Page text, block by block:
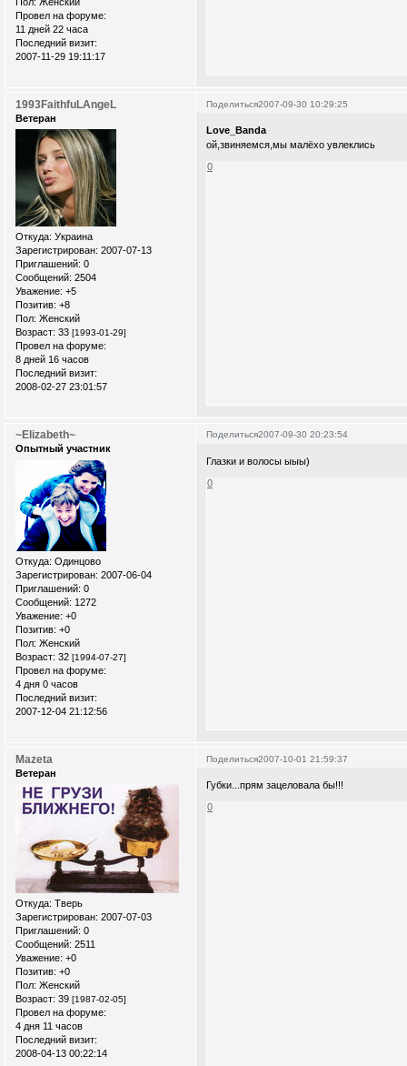
Провел на форуме:
11 дней 22 часа
Последний визит:
2007-11-29 19:11:17
Поделиться2007-09-30 10:29:25
1993FaithfuLAngeL
Ветеран
Откуда: Украина
Зарегистрирован: 2007-07-13
Приглашений: 0
Сообщений: 2504
Уважение: +5
Позитив: +8
Пол: Женский
Возраст: 33 [1993-01-29]
Провел на форуме:
8 дней 16 часов
Последний визит:
2008-02-27 23:01:57
Love_Banda
ой,звиняемся,мы малёхо увлеклись
0
Поделиться2007-09-30 20:23:54
~Elizabeth~
Опытный участник
Откуда: Одинцово
Зарегистрирован: 2007-06-04
Приглашений: 0
Сообщений: 1272
Уважение: +0
Позитив: +0
Пол: Женский
Возраст: 32 [1994-07-27]
Провел на форуме:
4 дня 0 часов
Последний визит:
2007-12-04 21:12:56
Глазки и волосы ыыы)
0
Поделиться2007-10-01 21:59:37
Mazeta
Ветеран
Откуда: Тверь
Зарегистрирован: 2007-07-03
Приглашений: 0
Сообщений: 2511
Уважение: +0
Позитив: +0
Пол: Женский
Возраст: 39 [1987-02-05]
Провел на форуме:
4 дня 11 часов
Последний визит:
2008-04-13 00:22:14
Губки...прям зацеловала бы!!!
0